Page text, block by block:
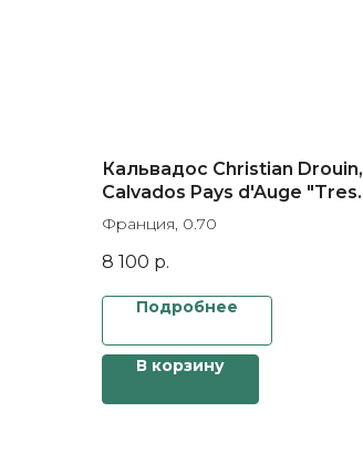
Кальвадос Christian Drouin,
Calvados Pays d'Auge "Tres
Pomme"
Франция, 0.70
8 100 р.
Подробнее
В корзину